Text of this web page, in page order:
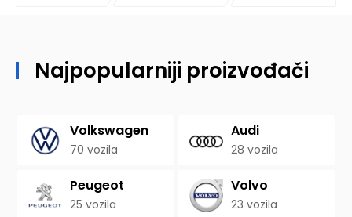
Najpopularniji proizvođači
Volkswagen
70 vozila
Audi
28 vozila
Peugeot
25 vozila
Volvo
23 vozila